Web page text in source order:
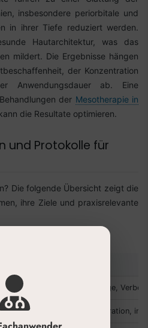
insbesondere periorbitale und
in ihrer Tiefe reduziert werden.
Hautarchitektur, was das
mildert. Die Ergebnisse hängen
der Konzentration
Anwendungsdauer ab. Eine
der Mesotherapie in
die Resultate optimieren.
und Protokolle für
Die folgende Übersicht zeigt die
ihre Ziele und praxisrelevante
Tägliche Anti-Aging-Pflege,
Maximale Wirkstoffpenetration,